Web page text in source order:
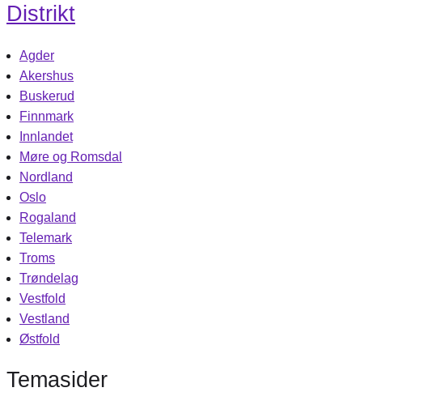
Distrikt
Agder
Akershus
Buskerud
Finnmark
Innlandet
Møre og Romsdal
Nordland
Oslo
Rogaland
Telemark
Troms
Trøndelag
Vestfold
Vestland
Østfold
Temasider